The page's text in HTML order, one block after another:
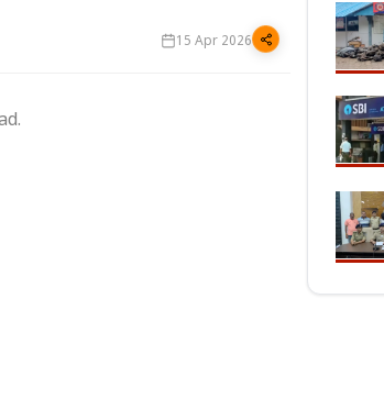
समृद्धि-मप्र-छग में
‘गलत मूलांक' और 'सिग्नेचर' ने बढ़ाई दूरियां,
अंधविश्वास के फेर में टूटने की कगार पर रिश्ते
15 Apr 2026